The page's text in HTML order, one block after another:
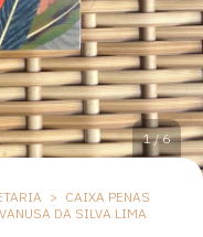
1/6
> CAIXA PENAS
DA SILVA LIMA